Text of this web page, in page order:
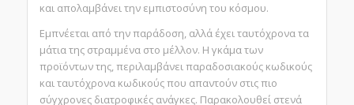
και απολαμβάνει την εμπιστοσύνη του κόσμου.
Εμπνέεται από την παράδοση, αλλά έχει ταυτόχρονα τα
μάτια της στραμμένα στο μέλλον. Η γκάμα των
προϊόντων της, περιλαμβάνει παραδοσιακούς κωδικούς
και ταυτόχρονα κωδικούς που απαντούν στις πιο
σύγχρονες διατροφικές ανάγκες. Παρακολουθεί στενά